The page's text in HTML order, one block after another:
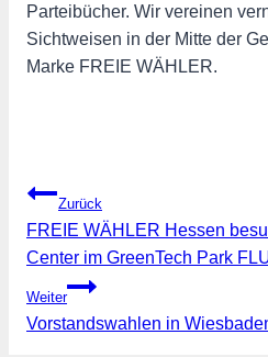
Parteibücher. Wir vereinen
Sichtweisen in der Mitte der
Marke FREIE WÄHLER.
Beitragsnavigation
Zurück
FREIE WÄHLER Hessen
Center im GreenTech Park
Weiter
Vorstandswahlen in